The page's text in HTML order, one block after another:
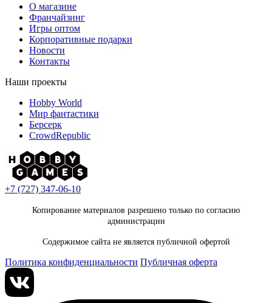
О магазине
Франчайзинг
Игры оптом
Корпоративные подарки
Новости
Контакты
Наши проекты
Hobby World
Мир фантастики
Берсерк
CrowdRepublic
+7 (727) 347-06-10
Копирование материалов разрешено только по согласию
администрации
Содержимое сайта не является публичной офертой
Политика конфиденциальности Публичная оферта